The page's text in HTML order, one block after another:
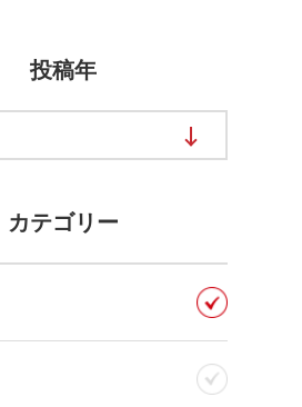
投稿年
カテゴリー